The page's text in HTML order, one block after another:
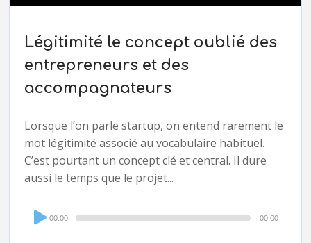
Légitimité le concept oublié des
entrepreneurs et des
accompagnateurs
Lorsque l’on parle startup, on entend rarement le
mot légitimité associé au vocabulaire habituel.
C’est pourtant un concept clé et central. Il dure
aussi le temps que le projet...
Audio
Player
00:00 00:00